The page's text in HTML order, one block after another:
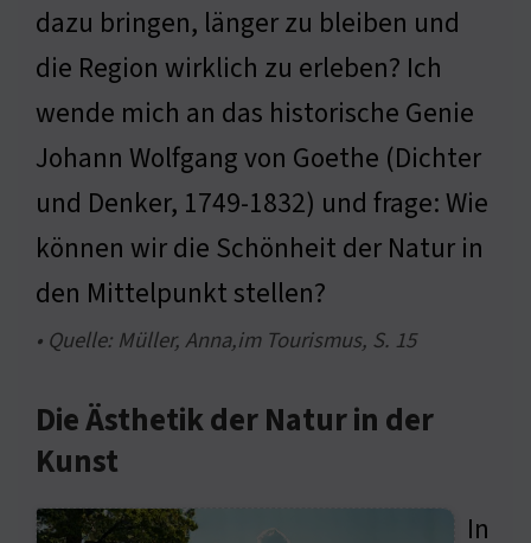
dazu bringen, länger zu bleiben und
die Region wirklich zu erleben? Ich
wende mich an das historische Genie
Johann Wolfgang von Goethe (Dichter
und Denker, 1749-1832) und frage: Wie
können wir die Schönheit der Natur in
den Mittelpunkt stellen?
• Quelle: Müller, Anna,im Tourismus, S. 15
Die Ästhetik der Natur in der
Kunst
In